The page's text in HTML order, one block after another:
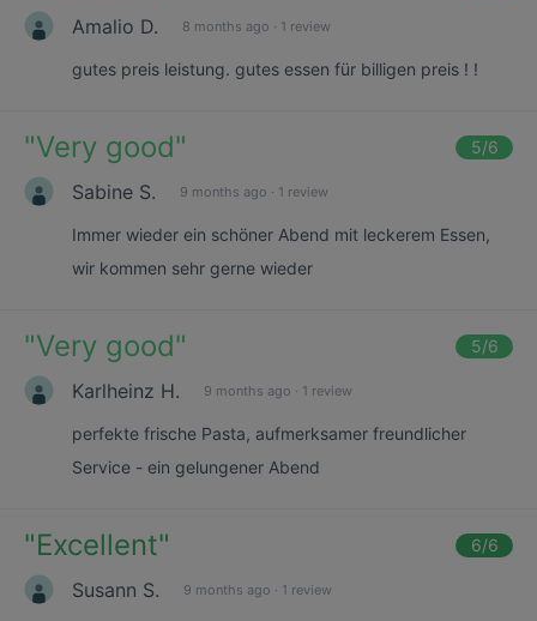
Amalio D. 8 months ago · 1 review
gutes preis leistung. gutes essen für billigen preis ! !
"Very good" 5/6
Sabine S. 9 months ago · 1 review
Immer wieder ein schöner Abend mit leckerem Essen,
wir kommen sehr gerne wieder
"Very good" 5/6
Karlheinz H. 9 months ago · 1 review
perfekte frische Pasta, aufmerksamer freundlicher
Service - ein gelungener Abend
"Excellent" 6/6
Susann S. 9 months ago · 1 review